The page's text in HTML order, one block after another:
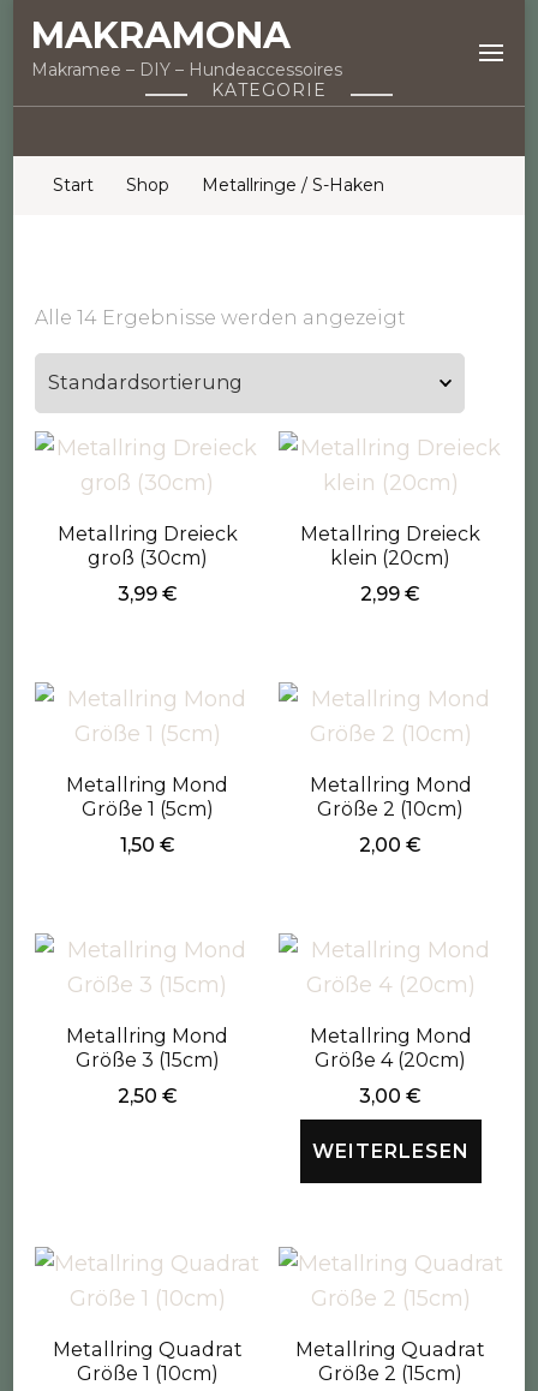
MAKRAMONA
Makramee – DIY – Hundeaccessoires
KATEGORIE
Start Shop Metallringe / S-Haken
Alle 14 Ergebnisse werden angezeigt
Metallring Dreieck
groß (30cm)
3,99 €
Metallring Dreieck
klein (20cm)
2,99€
Metallring Mond
Größe 1 (5cm)
1,50 €
Metallring Mond
Größe 2 (10cm)
2,00€
Metallring Mond
Größe 3 (15cm)
2,50 €
Metallring Mond
Größe 4 (20cm)
3,00€
WEITERLESEN
Metallring Quadrat
Größe 1 (10cm)
Metallring Quadrat
Größe 2 (15cm)